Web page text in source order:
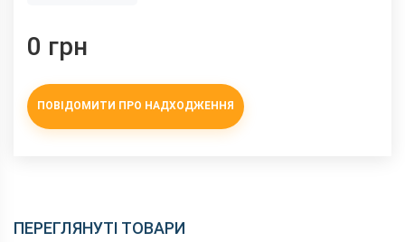
0 грн
ПОВІДОМИТИ ПРО НАДХОДЖЕННЯ
ПЕРЕГЛЯНУТІ ТОВАРИ